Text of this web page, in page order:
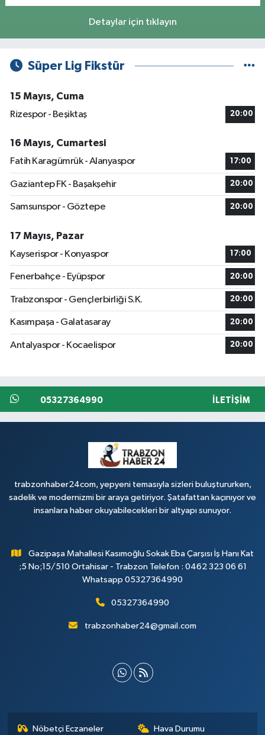
Detaylar için tıklayın
Süper Lig Fikstür
15 Mayıs, Cuma
Rizespor - Beşiktaş
20:00
16 Mayıs, Cumartesi
Fatih Karagümrük - Alanyaspor
17:00
Gaziantep FK - Başakşehir 20:00
Samsunspor - Göztepe 20:00
17 Mayıs, Pazar
Kayserispor - Konyaspor
17:00
Fenerbahçe - Eyüpspor 20:00
Trabzonspor - Gençlerbirliği S.K. 20:00
Kasımpaşa - Galatasaray 20:00
Antalyaspor - Kocaelispor 20:00
05327364990 İLETIŞIM
trabzonhaber24com, yepyeni temasıyla sizleri buluştururken,
sadelik ve modernizmi bir araya getiriyor. Şatafattan kaçınıyor ve
insanlara haber okuyabilecekleri bir altyapı sunuyor.
Gazipaşa Mahallesi Kasımoğlu Sokak Eba Çarşısı İş Hanı Kat
;5 No;15/510 Ortahisar - Trabzon Telefon : 0462 323 06 61
Whatsapp 05327364990
05327364990
trabzonhaber24@gmail.com
Nöbetçi Eczaneler Hava Durumu